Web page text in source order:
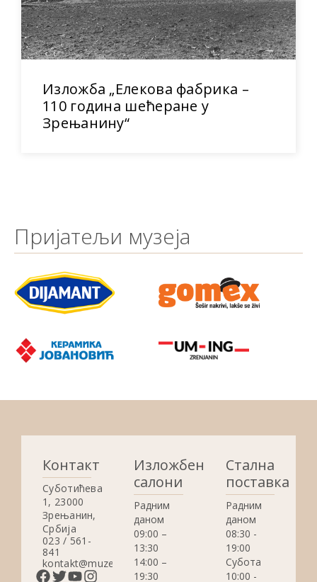
Изложба „Елекова фабрика –
110 година шећеране у
Зрењанину“
Пријатељи музеја
Контакт
Суботићева
1, 23000
Зрењанин,
Србија
023 / 561-
841
kontakt@muzejzrenjanin.org.rs
Изложбени
салони
Радним
даном
09:00 –
13:30
14:00 –
19:30
Стална
поставка
Радним
даном
08:30 -
19:00
Субота
10:00 -